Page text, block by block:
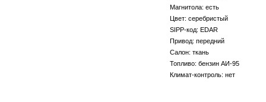
Магнитола: есть
Цвет: серебристый
SIPP-код: EDAR
Привод: передний
Салон: ткань
Топливо: бензин АИ-95
Климат-контроль: нет